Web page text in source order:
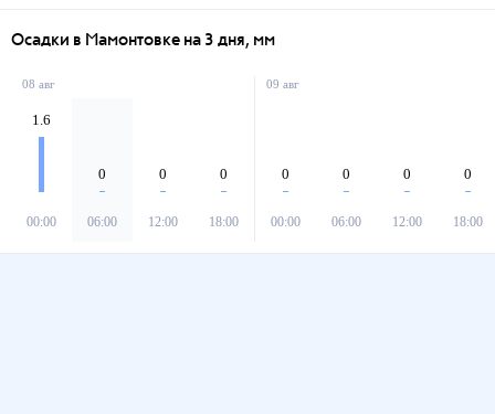
Осадки в Мамонтовке на 3 дня, мм
08 авг
1.6
00:00
0
06:00
0
12:00
0
18:00
09 авг
0
00:00
0
06:00
0
12:00
0
18:00